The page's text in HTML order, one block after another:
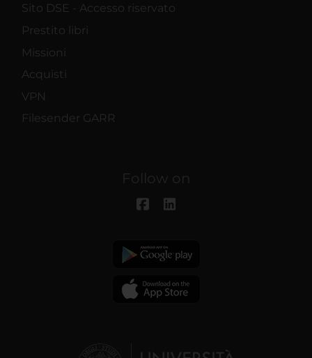
Sito DSE - Accesso riservato
Prestito libri
Missioni
Acquisti
VPN
Filesender GARR
Follow on